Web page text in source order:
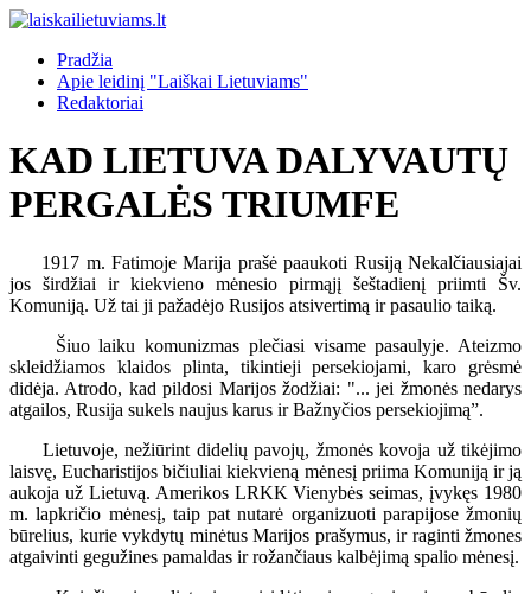
Pradžia
Apie leidinį "Laiškai Lietuviams"
Redaktoriai
KAD LIETUVA DALYVAUTŲ
PERGALĖS TRIUMFE
1917 m. Fatimoje Marija prašė paaukoti Rusiją Nekalčiausiajai
jos širdžiai ir kiekvieno mėnesio pirmąjį šeštadienį priimti Šv.
Komuniją. Už tai ji pažadėjo Rusijos atsivertimą ir pasaulio taiką.
Šiuo laiku komunizmas plečiasi visame pasaulyje. Ateizmo
skleidžiamos klaidos plinta, tikintieji persekiojami, karo grėsmė
didėja. Atrodo, kad pildosi Marijos žodžiai: "... jei žmonės nedarys
atgailos, Rusija sukels naujus karus ir Bažnyčios persekiojimą”.
Lietuvoje, nežiūrint didelių pavojų, žmonės kovoja už tikėjimo
laisvę, Eucharistijos bičiuliai kiekvieną mėnesį priima Komuniją ir ją
aukoja už Lietuvą. Amerikos LRKK Vienybės seimas, įvykęs 1980
m. lapkričio mėnesį, taip pat nutarė organizuoti parapijose žmonių
būrelius, kurie vykdytų minėtus Marijos prašymus, ir raginti žmones
atgaivinti gegužines pamaldas ir rožančiaus kalbėjimą spalio mėnesį.